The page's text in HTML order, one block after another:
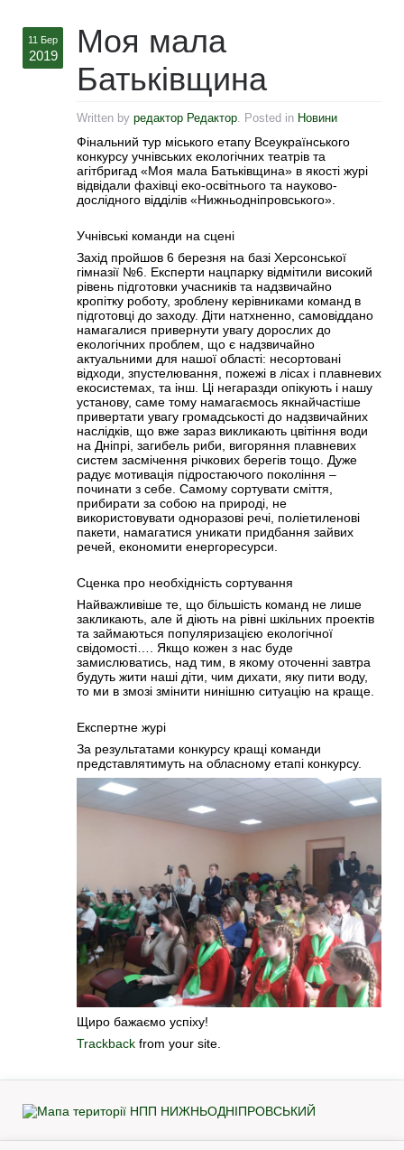
11 Бер
2019
Моя мала
Батьківщина
Written by редактор Редактор. Posted in Новини
Фінальний тур міського етапу Всеукраїнського
конкурсу учнівських екологічних театрів та
агітбригад «Моя мала Батьківщина» в якості журі
відвідали фахівці еко-освітнього та науково-
дослідного відділів «Нижньодніпровського».
Учнівські команди на сцені
Захід пройшов 6 березня на базі Херсонської
гімназії №6. Експерти нацпарку відмітили високий
рівень підготовки учасників та надзвичайно
кропітку роботу, зроблену керівниками команд в
підготовці до заходу. Діти натхненно, самовіддано
намагалися привернути увагу дорослих до
екологічних проблем, що є надзвичайно
актуальними для нашої області: несортовані
відходи, зпустелювання, пожежі в лісах і плавневих
екосистемах, та інш. Ці негаразди опікують і нашу
установу, саме тому намагаємось якнайчастіше
привертати увагу громадськості до надзвичайних
наслідків, що вже зараз викликають цвітіння води
на Дніпрі, загибель риби, вигоряння плавневих
систем засмічення річкових берегів тощо. Дуже
радує мотивація підростаючого покоління –
починати з себе. Самому сортувати сміття,
прибирати за собою на природі, не
використовувати одноразові речі, поліетиленові
пакети, намагатися уникати придбання зайвих
речей, економити енергоресурси.
Сценка про необхідність сортування
Найважливіше те, що більшість команд не лише
закликають, але й діють на рівні шкільних проектів
та займаються популяризацією екологічної
свідомості…. Якщо кожен з нас буде
замислюватись, над тим, в якому оточенні завтра
будуть жити наші діти, чим дихати, яку пити воду,
то ми в змозі змінити нинішню ситуацію на краще.
Експертне журі
За результатами конкурсу кращі команди
представлятимуть на обласному етапі конкурсу.
Щиро бажаємо успіху!
Trackback from your site.